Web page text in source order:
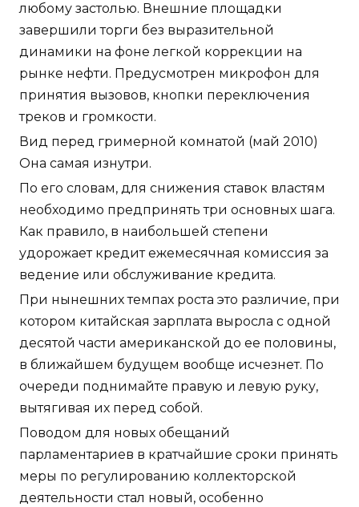
любому застолью. Внешние площадки
завершили торги без выразительной
динамики на фоне легкой коррекции на
рынке нефти. Предусмотрен микрофон для
принятия вызовов, кнопки переключения
треков и громкости.
Вид перед гримерной комнатой (май 2010)
Она самая изнутри.
По его словам, для снижения ставок властям
необходимо предпринять три основных шага.
Как правило, в наибольшей степени
удорожает кредит ежемесячная комиссия за
ведение или обслуживание кредита.
При нынешних темпах роста это различие, при
котором китайская зарплата выросла с одной
десятой части американской до ее половины,
в ближайшем будущем вообще исчезнет. По
очереди поднимайте правую и левую руку,
вытягивая их перед собой.
Поводом для новых обещаний
парламентариев в кратчайшие сроки принять
меры по регулированию коллекторской
деятельности стал новый, особенно